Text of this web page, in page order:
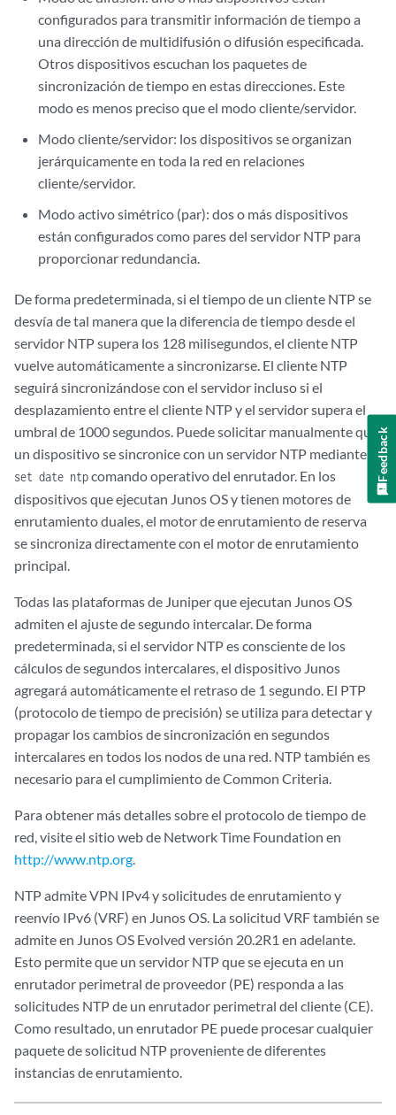
configurados para transmitir información de tiempo a
una dirección de multidifusión o difusión especificada.
Otros dispositivos escuchan los paquetes de
sincronización de tiempo en estas direcciones. Este
modo es menos preciso que el modo cliente/servidor.
Modo cliente/servidor: los dispositivos se organizan
jerárquicamente en toda la red en relaciones
cliente/servidor.
Modo activo simétrico (par): dos o más dispositivos
están configurados como pares del servidor NTP para
proporcionar redundancia.
De forma predeterminada, si el tiempo de un cliente NTP se
desvía de tal manera que la diferencia de tiempo desde el
servidor NTP supera los 128 milisegundos, el cliente NTP
vuelve automáticamente a sincronizarse. El cliente NTP
seguirá sincronizándose con el servidor incluso si el
desplazamiento entre el cliente NTP y el servidor supera el
umbral de 1000 segundos. Puede solicitar manualmente que
un dispositivo se sincronice con un servidor NTP mediante el
set date ntpcomando operativo del enrutador. En los
dispositivos que ejecutan Junos OS y tienen motores de
enrutamiento duales, el motor de enrutamiento de reserva
se sincroniza directamente con el motor de enrutamiento
principal.
Todas las plataformas de Juniper que ejecutan Junos OS
admiten el ajuste de segundo intercalar. De forma
predeterminada, si el servidor NTP es consciente de los
cálculos de segundos intercalares, el dispositivo Junos
agregará automáticamente el retraso de 1 segundo. El PTP
(protocolo de tiempo de precisión) se utiliza para detectar y
propagar los cambios de sincronización en segundos
intercalares en todos los nodos de una red. NTP también es
necesario para el cumplimiento de Common Criteria.
Para obtener más detalles sobre el protocolo de tiempo de
red, visite el sitio web de Network Time Foundation en
http://www.ntp.org.
NTP admite VPN IPv4 y solicitudes de enrutamiento y
reenvío IPv6 (VRF) en Junos OS. La solicitud VRF también se
admite en Junos OS Evolved versión 20.2R1 en adelante.
Esto permite que un servidor NTP que se ejecuta en un
enrutador perimetral de proveedor (PE) responda a las
solicitudes NTP de un enrutador perimetral del cliente (CE).
Como resultado, un enrutador PE puede procesar cualquier
paquete de solicitud NTP proveniente de diferentes
instancias de enrutamiento.
Feedback